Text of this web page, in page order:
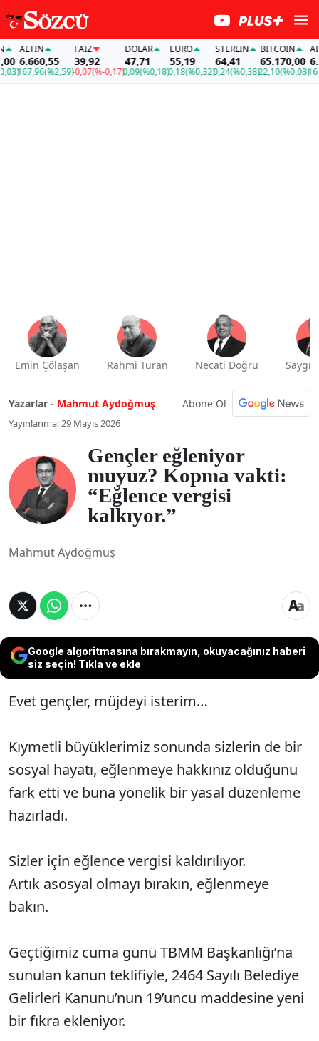
(%2,59)
39,92
-0,07(%-0,17)
DOLAR
47,71
0,09(%0,18)
EURO
55,19
0,18(%0,32)
STERLIN
64,41
0,24(%0,38)
BITCOIN
65.170,00
22,10(%0,03)
ALTIN
167,96
Emin Çölaşan Rahmi Turan Necati Doğru Saygı
Yazarlar - Mahmut Aydoğmuş Abone Ol
Yayınlanma: 29 Mayıs 2026
Gençler eğleniyor
muyuz? Kopma vakti:
“Eğlence vergisi
kalkıyor.”
Mahmut Aydoğmuş
Google algoritmasına bırakmayın, okuyacağınız haberi
siz seçin! Tıkla ve ekle
Evet gençler, müjdeyi isterim…
Kıymetli büyüklerimiz sonunda sizlerin de bir
sosyal hayatı, eğlenmeye hakkınız olduğunu
fark etti ve buna yönelik bir yasal düzenleme
hazırladı.
Sizler için eğlence vergisi kaldırılıyor.
Artık asosyal olmayı bırakın, eğlenmeye
bakın.
Geçtiğimiz cuma günü TBMM Başkanlığı’na
sunulan kanun teklifiyle, 2464 Sayılı Belediye
Gelirleri Kanunu’nun 19’uncu maddesine yeni
bir fıkra ekleniyor.